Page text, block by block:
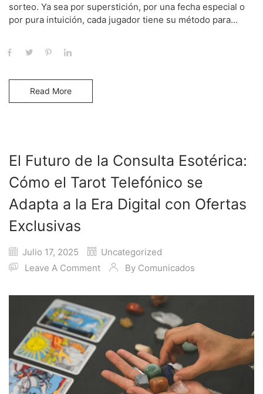
sorteo. Ya sea por superstición, por una fecha especial o
por pura intuición, cada jugador tiene su método para...
Read More
El Futuro de la Consulta Esotérica:
Cómo el Tarot Telefónico se
Adapta a la Era Digital con Ofertas
Exclusivas
Julio 17, 2025
Uncategorized
Leave A Comment
By Comunicados